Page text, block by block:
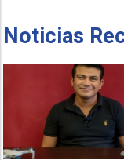
Noticias